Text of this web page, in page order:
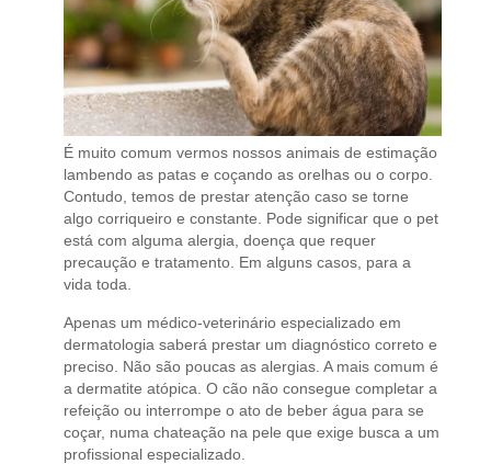
É muito comum vermos nossos animais de estimação
lambendo as patas e coçando as orelhas ou o corpo.
Contudo, temos de prestar atenção caso se torne
algo corriqueiro e constante. Pode significar que o pet
está com alguma alergia, doença que requer
precaução e tratamento. Em alguns casos, para a
vida toda.
Apenas um médico-veterinário especializado em
dermatologia saberá prestar um diagnóstico correto e
preciso. Não são poucas as alergias. A mais comum é
a dermatite atópica. O cão não consegue completar a
refeição ou interrompe o ato de beber água para se
coçar, numa chateação na pele que exige busca a um
profissional especializado.